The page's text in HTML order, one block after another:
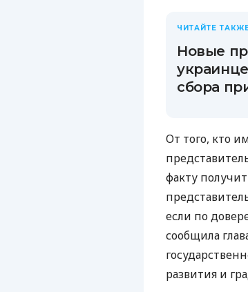
ЧИТАЙТЕ
Новые
сбора
От того, кто
факту
если по
сообщила
развития и